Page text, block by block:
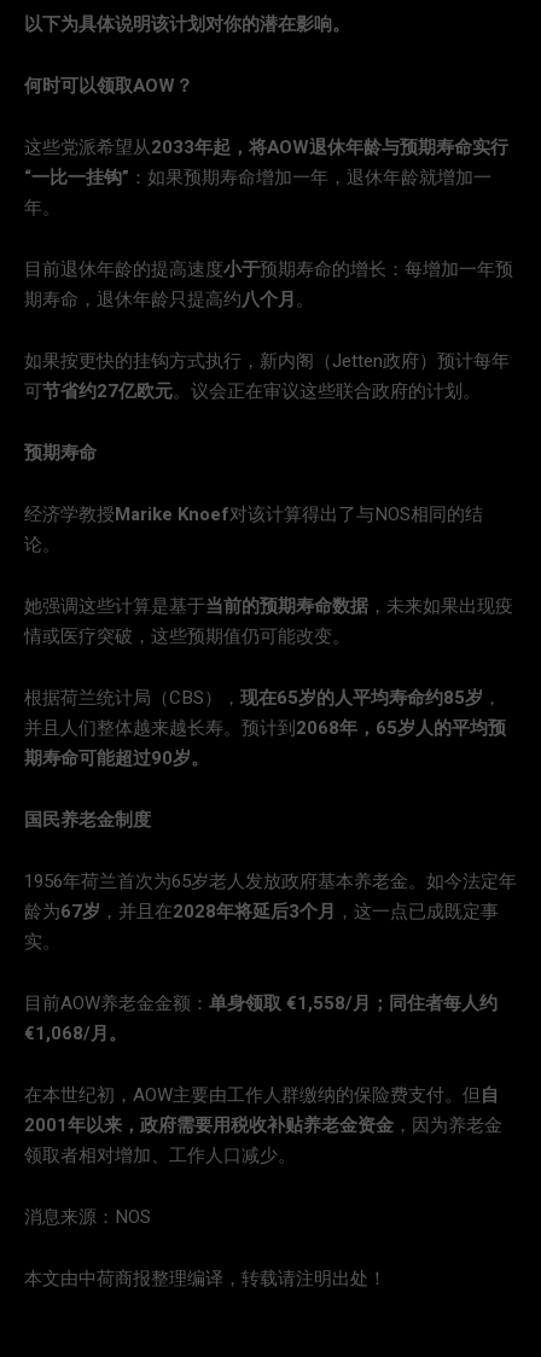
以下为具体说明该计划对你的潜在影响。
何时可以领取AOW？
这些党派希望从2033年起，将AOW退休年龄与预期寿命实行
“一比一挂钩” ：如果预期寿命增加一年，退休年龄就增加一
年。
目前退休年龄的提高速度小于预期寿命的增长：每增加一年预
期寿命，退休年龄只提高约八个月。
如果按更快的挂钩方式执行，新内阁（Jetten政府）预计每年
可节省约27亿欧元。议会正在审议这些联合政府的计划。
预期寿命
经济学教授Marike Knoef对该计算得出了与NOS相同的结
论。
她强调这些计算是基于当前的预期寿命数据 ，未来如果出现疫
情或医疗突破，这些预期值仍可能改变。
根据荷兰统计局（CBS）， 现在65岁的人平均寿命约85岁 ，
并且人们整体越来越长寿。预计到2068年，65岁人的平均预
期寿命可能超过90岁。
国民养老金制度
1956年荷兰首次为65岁老人发放政府基本养老金。如今法定年
龄为67岁 ，并且在2028年将延后3个月 ，这一点已成既定事
实。
目前AOW养老金金额： 单身领取 €1,558/月；同住者每人约
€1,068/月。
在本世纪初，AOW主要由工作人群缴纳的保险费支付。但自
2001年以来，政府需要用税收补贴养老金资金 ，因为养老金
领取者相对增加、工作人口减少。
消息来源：NOS
本文由中荷商报整理编译，转载请注明出处！